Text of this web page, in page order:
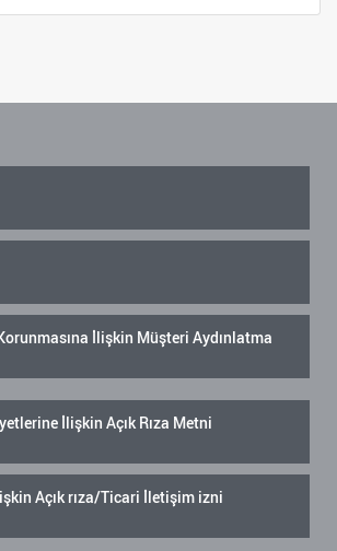
İlişkin Müşteri Aydınlatma
İlişkin Açık Rıza Metni
Açık rıza/Ticari İletişim izni